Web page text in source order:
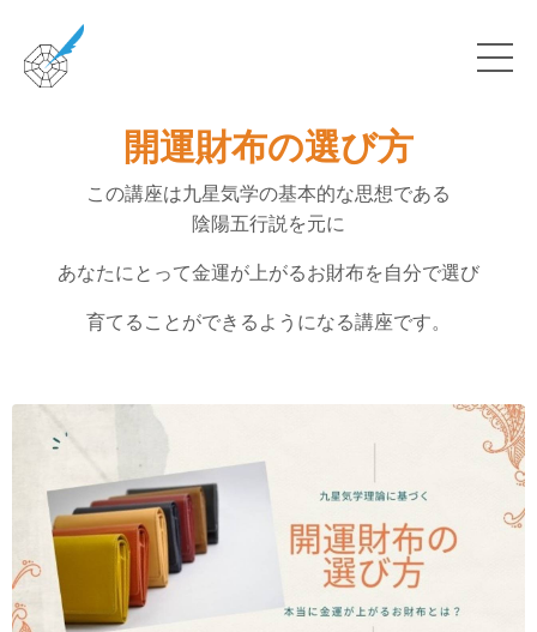
開運財布の選び方
この講座は九星気学の基本的な思想である
陰陽五行説を元に
あなたにとって金運が上がるお財布を自分で選び
育てることができるようになる講座です。